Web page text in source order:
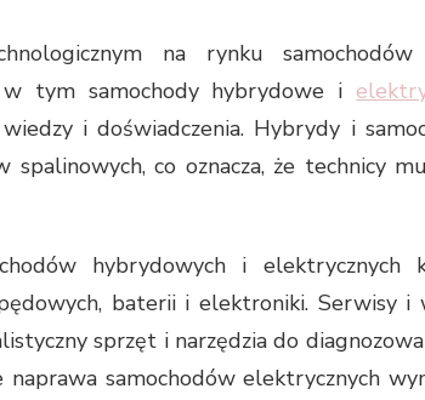
na rynku
w tym samochody hybrydowe i
i doświadczenia. Hybrydy i
spalinowych, co oznacza, że technicy
hybrydowych i elektrycznych
baterii i elektroniki. Serwisy i
sprzęt i narzędzia do
samochodów elektrycznych